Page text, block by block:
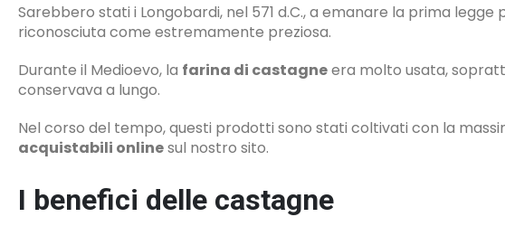
Sarebbero stati i Longobardi, nel 571 d.C., a emanare la prima
riconosciuta come estremamente preziosa.
Durante il Medioevo, la farina di castagneera molto usata,
conservava a lungo.
Nel corso del tempo, questi prodotti sono stati coltivati con la
acquistabili onlinesul nostro sito.
I benefici delle castagne